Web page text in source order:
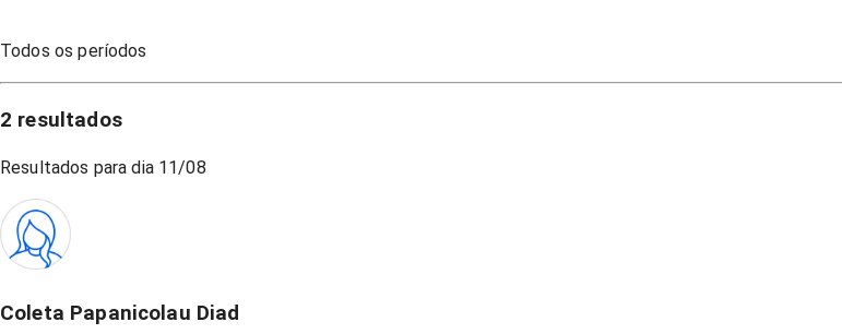
Todos os períodos
2 resultados
Resultados para dia 11/08
Coleta Papanicolau Diad